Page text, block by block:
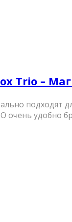
Trio –
подходят
очень удобно